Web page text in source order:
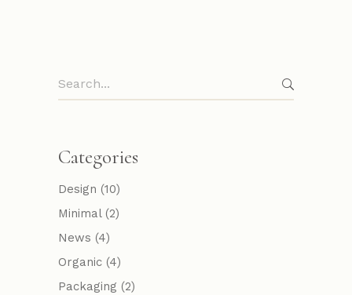
Categories
Design (10)
Minimal(2)
News (4)
Organic (4)
Packaging (2)